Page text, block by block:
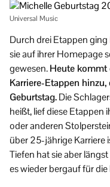
Universal Music
Durch drei Etappen ging
sie auf ihrer Homepage
gewesen.Heute kommt
Karriere-Etappen
Geburtstag.Die
heißt, lief diese Etappen
oder anderen
über 25-jährige Karriere
Tiefen hat sie aber
es wieder bergauf für